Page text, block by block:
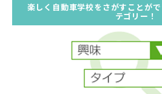
楽しく自動車学校をさがすことが
テゴリー！